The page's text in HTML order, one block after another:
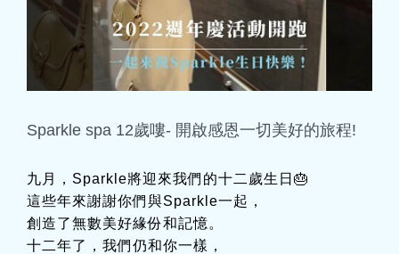
Sparkle spa 12歲嘍- 開啟感恩一切美好的旅程!
九月，Sparkle將迎來我們的十二歲生日🎂
這些年來謝謝你們與Sparkle一起，
創造了無數美好緣份和記憶。
十二年了，我們仍和你一樣，